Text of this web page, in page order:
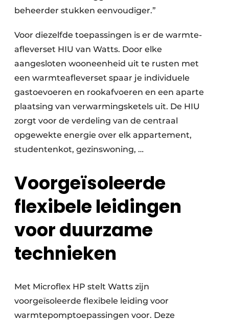
beheerder stukken eenvoudiger.”
Voor diezelfde toepassingen is er de warmte­
afleverset HIU van Watts. Door elke
aangesloten wooneenheid uit te rusten met
een warmte­afleverset spaar je individuele
gastoevoeren en rookafvoeren en een aparte
plaatsing van verwarmingsketels uit. De HIU
zorgt voor de verdeling van de centraal
opgewekte energie over elk appartement,
studentenkot, gezinswoning, …
Voorgeïsoleerde
flexibele leidingen
voor duurzame
technieken
Met Microflex HP stelt Watts zijn
voorgeïsoleerde flexibele leiding voor
warmtepomptoepassingen voor. Deze